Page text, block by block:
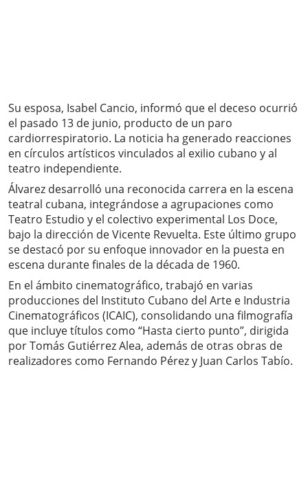
Su esposa, Isabel Cancio, informó que el deceso ocurrió
el pasado 13 de junio, producto de un paro
cardiorrespiratorio. La noticia ha generado reacciones
en círculos artísticos vinculados al exilio cubano y al
teatro independiente.
Álvarez desarrolló una reconocida carrera en la escena
teatral cubana, integrándose a agrupaciones como
Teatro Estudio y el colectivo experimental Los Doce,
bajo la dirección de Vicente Revuelta. Este último grupo
se destacó por su enfoque innovador en la puesta en
escena durante finales de la década de 1960.
En el ámbito cinematográfico, trabajó en varias
producciones del Instituto Cubano del Arte e Industria
Cinematográficos (ICAIC), consolidando una filmografía
que incluye títulos como “Hasta cierto punto”, dirigida
por Tomás Gutiérrez Alea, además de otras obras de
realizadores como Fernando Pérez y Juan Carlos Tabío.